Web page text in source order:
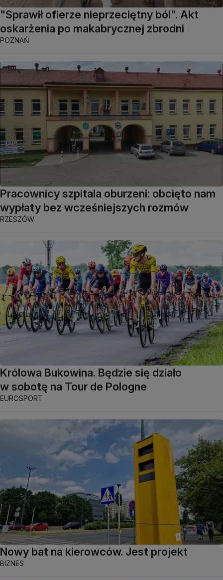
"Sprawił ofierze nieprzeciętny ból". Akt
oskarżenia po makabrycznej zbrodni
POZNAŃ
Pracownicy szpitala oburzeni: obcięto nam
wypłaty bez wcześniejszych rozmów
RZESZÓW
Królowa Bukowina. Będzie się działo
w sobotę na Tour de Pologne
EUROSPORT
Nowy bat na kierowców. Jest projekt
BIZNES